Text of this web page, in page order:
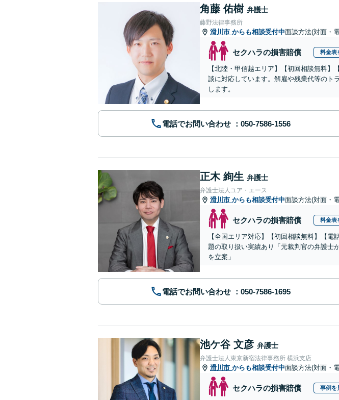
角藤 佑樹 弁護士
藤野法律事務所
滑川市 からも相談受付中面談方法(対面・
セクハラの損害賠償 料金表
【北陸・甲信越エリア】【初回相談無料
談に対応しています。解雇や残業代等のト
します。
電話でお問い合わせ
正木 絢生 弁護士
弁護士法人ユア・エース
滑川市 からも相談受付中面談方法(対面・
セクハラの損害賠償 料金表
【全国エリア対応】【初回相談無料】【
題の取り扱い実績あり「元裁判官の弁護士
を立案」
電話でお問い合わせ
池ケ谷 文彦 弁護士
弁護士法人東京新宿法律事務所 横浜支店
滑川市 からも相談受付中面談方法(対面・
セクハラの損害賠償 事例を